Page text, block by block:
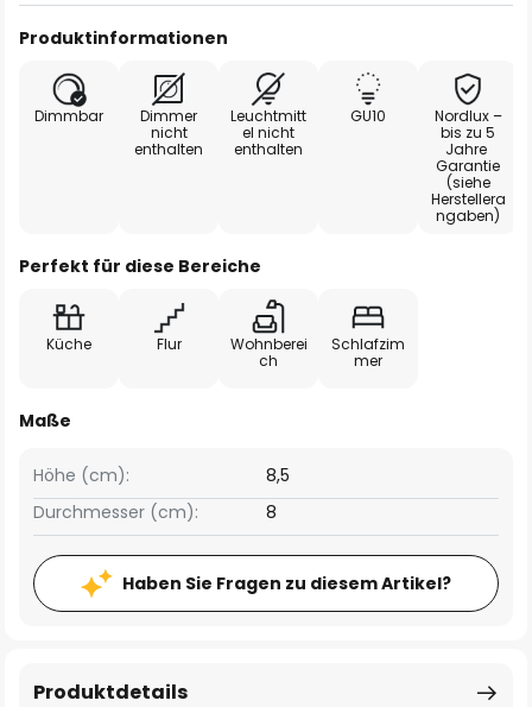
Produktinformationen
Dimmbar
Dimmer
nicht
enthalten
Leuchtmitt
el nicht
enthalten
GU10
Nordlux –
bis zu 5
Jahre
Garantie
(siehe
Herstellera
ngaben)
Perfekt für diese Bereiche
Küche Flur
Wohnberei
ch
Schlafzim
mer
Maße
Höhe (cm):
8,5
Durchmesser (cm):
8
Haben Sie Fragen zu diesem Artikel?
Produktdetails